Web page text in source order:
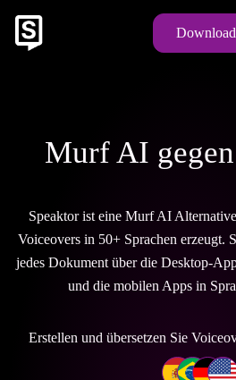
Download
Murf AI
Speaktor ist eine Murf AI
Voiceovers in 50+ Sprachen erzeugt.
jedes Dokument über die Desktop-
und die mobilen Apps in
Erstellen und übersetzen Sie